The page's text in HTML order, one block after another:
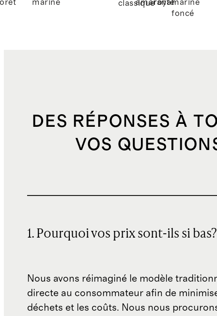
marine
classiqueamarante
royalmarine
foncé
DES RÉPONSES À
VOS
1. Pourquoi vos prix sont-ils si bas?
Nous avons réimaginé le modèle
directe au consommateur afin de
déchets et les coûts. Nous nous